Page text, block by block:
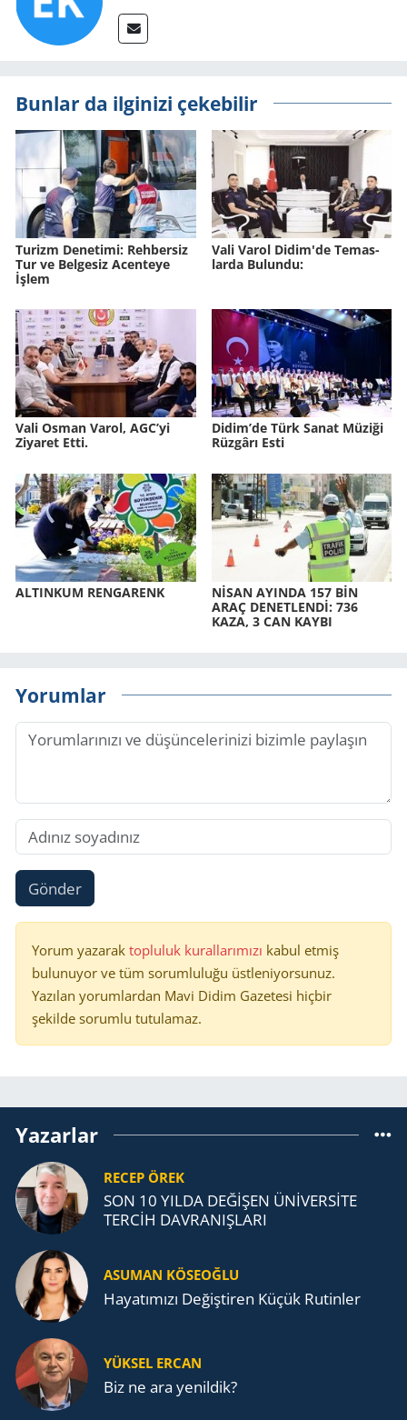
Bunlar da ilginizi çekebilir
Tu­rizm De­ne­ti­mi: Reh­ber­siz
Tur ve Bel­ge­siz Acen­te­ye
İşlem
Vali Varol Didim'de Te­mas­
lar­da Bu­lun­du:
Vali Osman Varol, AGC’yi
Ziyaret Etti.
Didim’de Türk Sanat Mü­zi­ği
Rüz­gâ­rı Esti
AL­TIN­KUM REN­GA­RENK
NİSAN AYIN­DA 157 BİN
ARAÇ DE­NET­LENDİ: 736
KAZA, 3 CAN KAYBI
Yorumlar
Gönder
Yorum yazarak topluluk kurallarımızı kabul etmiş
bulunuyor ve tüm sorumluluğu üstleniyorsunuz.
Yazılan yorumlardan Mavi Didim Gazetesi hiçbir
şekilde sorumlu tutulamaz.
Yazarlar
RECEP ÖREK
SON 10 YILDA DEĞİŞEN ÜNİVERSİTE
TERCİH DAVRANIŞLARI
ASUMAN KÖSEOĞLU
Ha­ya­tı­mı­zı De­ğiş­ti­ren Küçük Ru­tin­ler
YÜKSEL ERCAN
Biz ne ara yenildik?